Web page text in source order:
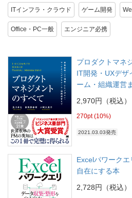
ITインフラ・クラウド ゲーム開発
Office・PC一般 エンジニア必携
プロダクトマネ
IT開発・UXデザ
ーム・組織運営
2,970円（税込）
270pt (10%)
2021.03.03発売
Excelパワーク
自在にする本
2,728円（税込）